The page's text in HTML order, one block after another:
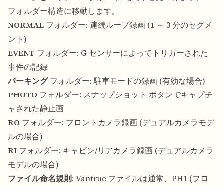
フォルダー構造に移動します。
NORMAL フォルダー: 連続ループ録画 (1 ～ 3 分のセグメ
ント)
EVENT フォルダー: G センサーによってトリガーされた
事件の記録
パーキングフォルダー: 駐車モードの録画 (有効な場合)
PHOTO フォルダー: スナップショット ボタンでキャプチ
ャされた静止画
RO フォルダー: フロントカメラ録画 (デュアルカメラモデ
ルの場合)
RI フォルダー: キャビン/リアカメラ録画 (デュアルカメラ
モデルの場合)
ファイル命名規則: Vantrue ファイルは通常、PH1 (フロ